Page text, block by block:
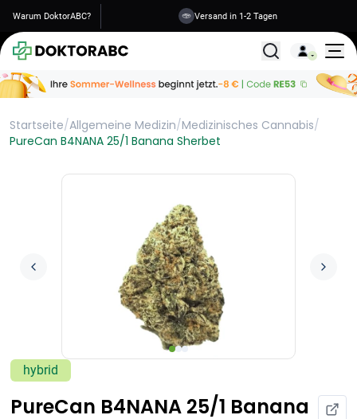
Warum DoktorABC? Versand in 1-2 Tagen
Alle
Startseite/Allgemeine Medizin/Medizinisches Cannabis/
PureCan B4NANA 25/1 Banana Sherbet
hybrid
PureCan B4NANA 25/1 Banana